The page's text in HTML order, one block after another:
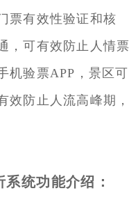
票有效性验证和核
，可有效防止人情
机验票APP，景区可
效防止人流高峰期
统功能介绍：